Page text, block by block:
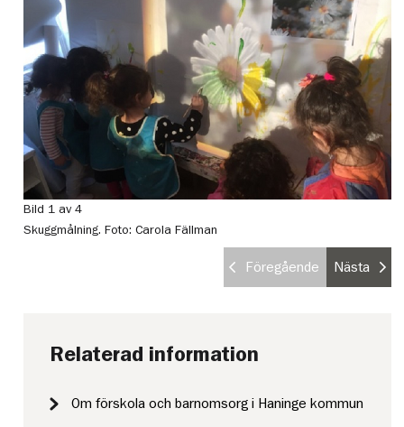
Bild 1 av 4
Skuggmålning.Foto: Carola Fällman
Föregående Nästa
Relaterad information
Om förskola och barnomsorg i Haninge kommun